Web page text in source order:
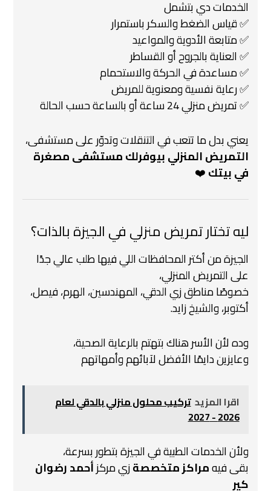
الخدمات دي بتشمل
✅ قياس الضغط والسكر باستمرار
✅ متابعة الأدوية والمواعيد
✅ العناية بالجروح أو القساطر
✅ مساعدة في الحركة والاستحمام
✅ رعاية نفسية ومعنوية للمريض
✅ تمريض منزلي 24 ساعة أو بالساعة حسب الحالة
يعني بدل ما تتعب في التنقلات وتدوّر على مستشفى،
التمريض المنزلي بيوفرلك مستشفى مصغرة
في بيتك❤️
ليه تختار تمريض منزلي في الجيزة بالذات؟
الجيزة من أكتر المحافظات اللي فيها طلب عالي جدًا
على التمريض المنزلي،
خصوصًا مناطق زي الدقي، المهندسين، الهرم، فيصل،
أكتوبر، والشيخ زايد.
وده لأن الأسر هناك بتهتم بالرعاية الصحية،
وعايزين دايمًا الأفضل لآبائهم وأمهاتهم
اقرا المزيد تركيب محلول منزلي بالدقي لعام
2026 - 2027
ولأن الخدمات الطبية في الجيزة بتطور بسرعة،
بقى فيهمراكز متخصصةزي مركزأحمد رضوان
كير